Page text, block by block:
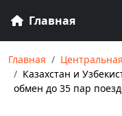
Главная
Главная
Казахстан и
обмен до 35 пар